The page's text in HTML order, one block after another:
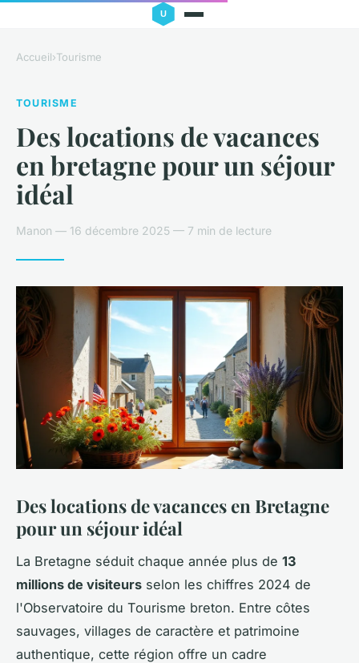
Accueil›Tourisme
TOURISME
Des locations de vacances
en bretagne pour un séjour
idéal
Manon — 16 décembre 2025 — 7 min de lecture
Des locations de vacances en Bretagne
pour un séjour idéal
La Bretagne séduit chaque année plus de 13
millions de visiteurs selon les chiffres 2024 de
l'Observatoire du Tourisme breton. Entre côtes
sauvages, villages de caractère et patrimoine
authentique, cette région offre un cadre